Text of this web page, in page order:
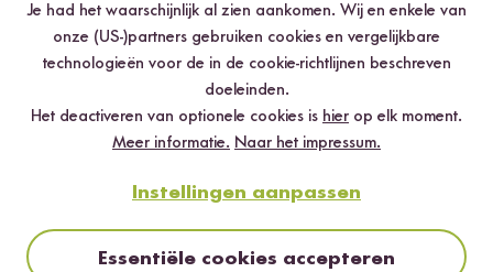
Meest nuttigNieuwsteHoogste ratingLaagste rating
Uns schmecken aus dieser Box alle Sorten sehr gut. Es
sättigt hervorragend. Wenn es mal schnell gehen muss,
Je had het waarschijnlijk al zien aankomen. Wij en enkele van
onze (US-)partners gebruiken cookies en vergelijkbare
technologieën voor de in de cookie-richtlijnen beschreven
doeleinden.
Het deactiveren van optionele cookies is hier op elk moment.
Meer informatie. Naar het impressum.
Instellingen aanpassen
Essentiële cookies accepteren